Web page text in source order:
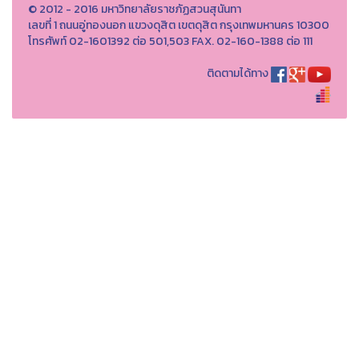
© 2012 - 2016 มหาวิทยาลัยราชภัฏสวนสุนันทา
เลขที่ 1 ถนนอู่ทองนอก แขวงดุสิต เขตดุสิต กรุงเทพมหานคร 10300
โทรศัพท์ 02-1601392 ต่อ 501,503 FAX. 02-160-1388 ต่อ 111
ติดตามได้ทาง